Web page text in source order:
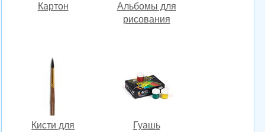
Картон
Альбомы для
рисования
Кисти для
Гуашь